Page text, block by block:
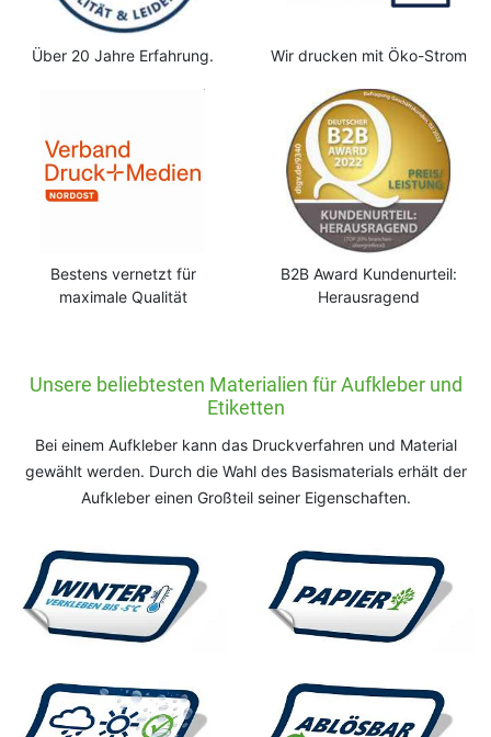
Über 20 Jahre Erfahrung. Wir drucken mit Öko-Strom
Bestens vernetzt für
maximale Qualität
B2B Award Kundenurteil:
Herausragend
Unsere beliebtesten Materialien für Aufkleber und
Etiketten
Bei einem Aufkleber kann das Druckverfahren und Material
gewählt werden. Durch die Wahl des Basismaterials erhält der
Aufkleber einen Großteil seiner Eigenschaften.